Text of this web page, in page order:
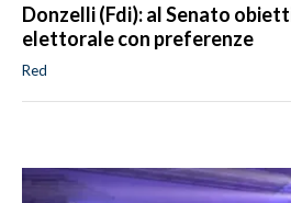
Donzelli (Fdi): al Senato
elettorale con preferenze
Red